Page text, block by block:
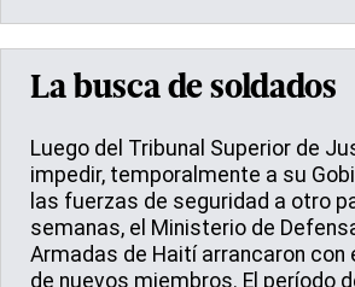
La busca de soldados
Luego del Tribunal Superior de
impedir, temporalmente a su
las fuerzas de seguridad a otro
semanas, el Ministerio de
Armadas de Haití arrancaron
de nuevos miembros. El período